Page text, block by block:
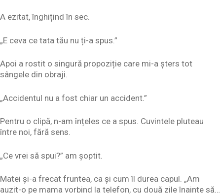
A ezitat, înghițind în sec.
„E ceva ce tata tău nu ți-a spus.”
Apoi a rostit o singură propoziție care mi-a șters tot
sângele din obraji.
„Accidentul nu a fost chiar un accident.”
Pentru o clipă, n-am înțeles ce a spus. Cuvintele pluteau
între noi, fără sens.
„Ce vrei să spui?” am șoptit.
Matei și-a frecat fruntea, ca și cum îl durea capul. „Am
auzit-o pe mama vorbind la telefon, cu două zile înainte să…